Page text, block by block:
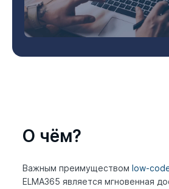
О чём?
Важным преимуществом low-
ELMA365 является мгновенная